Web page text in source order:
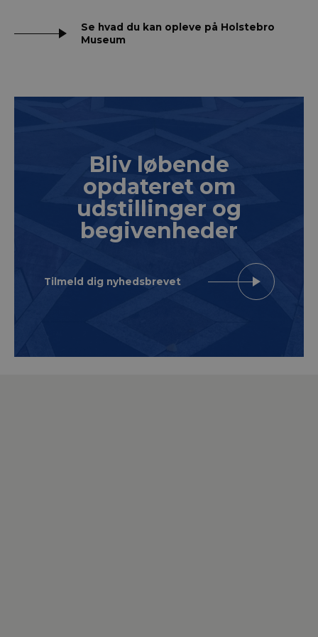
Se hvad du kan opleve på Holstebro
Museum
Bliv løbende
opdateret om
udstillinger og
begivenheder
Tilmeld dig nyhedsbrevet